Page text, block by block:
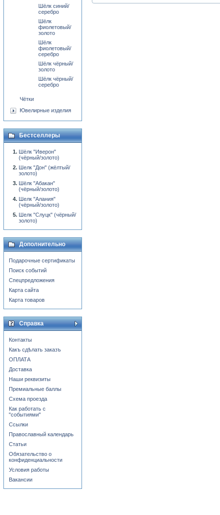
Шёлк синий/
серебро
Шёлк
фиолетовый/
золото
Шёлк
фиолетовый/
серебро
Шёлк чёрный/
золото
Шёлк чёрный/
серебро
Чётки
Ювелирные изделия
Бестселлеры
Шёлк "Иверон"
(чёрный/золото)
Шелк "Дон" (жёлтый/
золото)
Шёлк "Абакан"
(чёрный/золото)
Шелк "Алания"
(чёрный/золото)
Шелк "Слуцк" (чёрный/
золото)
Дополнительно
Подарочные сертификаты
Поиск событий
Спецпредложения
Карта сайта
Карта товаров
Справка
Контакты
Какъ сдѣлать заказъ
ОПЛАТА
Доставка
Наши реквизиты
Премиальные баллы
Схема проезда
Как работать с
"событиями"
Ссылки
Православный календарь
Статьи
Обязательство о
конфиденциальности
Условия работы
Вакансии